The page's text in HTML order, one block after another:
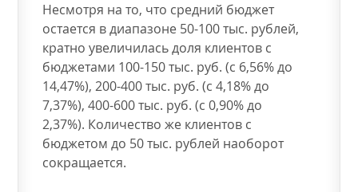
Несмотря на то, что средний бюджет
остается в диапазоне 50-100 тыс. рублей,
кратно увеличилась доля клиентов с
бюджетами 100-150 тыс. руб. (с 6,56% до
14,47%), 200-400 тыс. руб. (с 4,18% до
7,37%), 400-600 тыс. руб. (с 0,90% до
2,37%). Количество же клиентов с
бюджетом до 50 тыс. рублей наоборот
сокращается.